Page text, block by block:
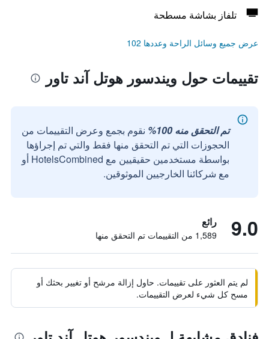
تلفاز بشاشة مسطحة
عرض جميع وسائل الراحة وعددها 102
تقييمات حول ويندسور هوتل آند تاور
تم التحقق منه 100%
نقوم بجمع وعرض التقييمات من
الحجوزات التي تم التحقق منها فقط والتي تم إجراؤها
بواسطة مستخدمين حقيقيين مع HotelsCombined أو
مع شركائنا الخارجيين الموثوقين.
9.0 رائع
1,589 من التقييمات تم التحقق منها
لم يتم العثور على تقييمات. حاول إزالة مرشح أو تغيير بحثك أو
مسح كل شيء لعرض التقييمات.